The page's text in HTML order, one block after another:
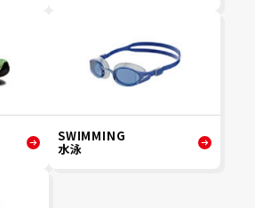
SWIMMING
水泳